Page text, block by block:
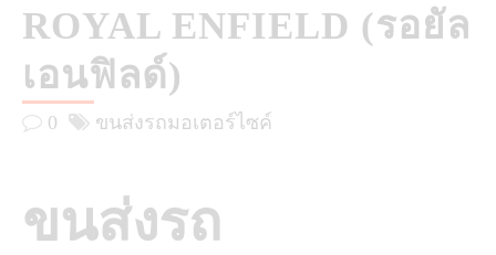
ROYAL ENFIELD (รอยัล
เอนฟิลด์)
0 ขนส่งรถมอเตอร์ไซค์
ขนส่งรถ